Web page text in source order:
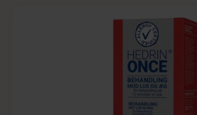
Lista: . Innehåller 1 objekt.